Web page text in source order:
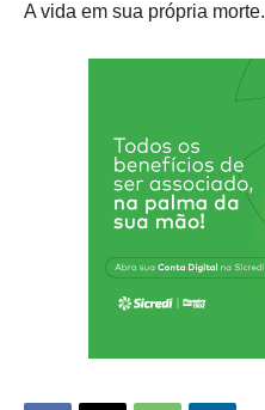
A vida em sua própria morte.